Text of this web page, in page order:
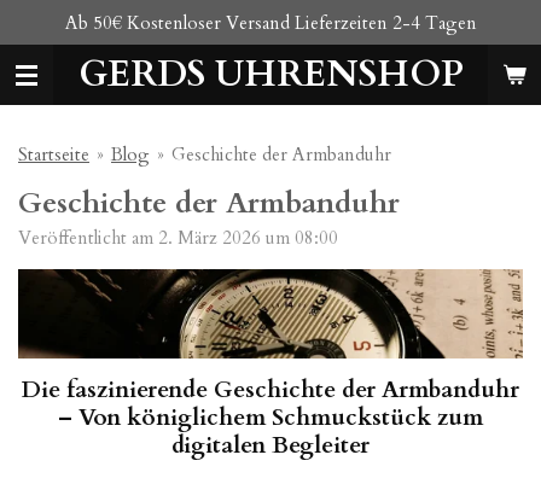
Hauptinhalt
springenGERDS UHRENSHOP
Ab 50€ Kostenloser Versand Lieferzeiten 2-4 Tagen
Startseite » Blog » Geschichte der Armbanduhr
Geschichte der Armbanduhr
Veröffentlicht am 2. März 2026 um 08:00
Die faszinierende Geschichte der Armbanduhr
– Von königlichem Schmuckstück zum
digitalen Begleiter